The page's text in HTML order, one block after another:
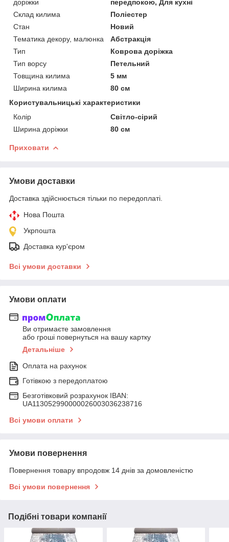
доріжки
передпокою, Для кухні
Склад килима
Поліестер
Стан
Новий
Тематика декору, малюнка
Абстракція
Тип
Коврова доріжка
Тип ворсу
Петельний
Товщина килима
5 мм
Ширина килима
80 см
Користувальницькі характеристики
Колір
Світло-сірий
Ширина доріжки
80 см
Приховати
Умови доставки
Доставка здійснюється тільки по передоплаті.
Нова Пошта
Укрпошта
Доставка кур'єром
Всі умови доставки
Умови оплати
Ви отримаєте замовлення
або гроші повернуться на вашу картку
Детальніше
Оплата на рахунок
Готівкою з передоплатою
Безготівковий розрахунок IBAN:
UA113052990000026003036238716
Всі умови оплати
Умови повернення
Повернення товару впродовж 14 днів за домовленістю
Всі умови повернення
Подібні товари компанії